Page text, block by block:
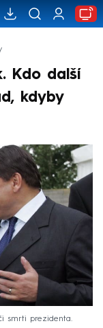
Kdo další
kdyby
smrti prezidenta.